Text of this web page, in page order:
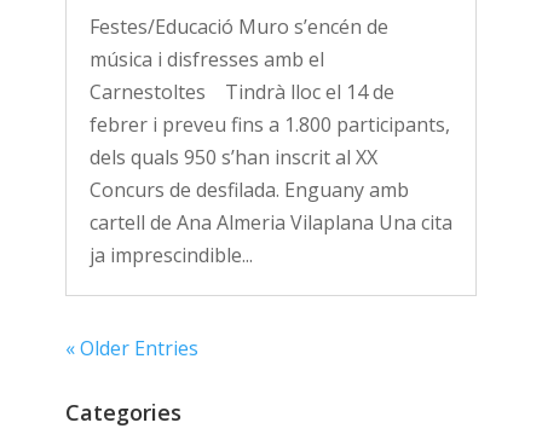
Festes/Educació Muro s’encén de
música i disfresses amb el
Carnestoltes Tindrà lloc el 14 de
febrer i preveu fins a 1.800 participants,
dels quals 950 s’han inscrit al XX
Concurs de desfilada. Enguany amb
cartell de Ana Almeria Vilaplana Una cita
ja imprescindible...
« Older Entries
Categories